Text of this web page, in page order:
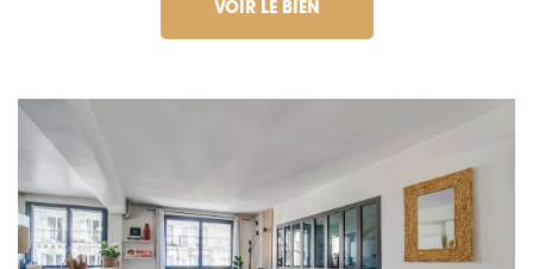
VOIR LE BIEN